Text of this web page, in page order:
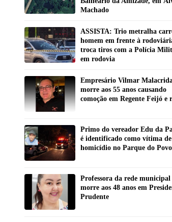
Machado
ASSISTA: Trio metralha
homem em frente à
troca tiros com a Polícia
em rodovia
Empresário Vilmar
morre aos 55 anos causando
comoção em Regente Feijó e
Primo do vereador Edu da
é identificado como vítima de
homicídio no Parque do Povo
Professora da rede municipal
morre aos 48 anos em
Prudente